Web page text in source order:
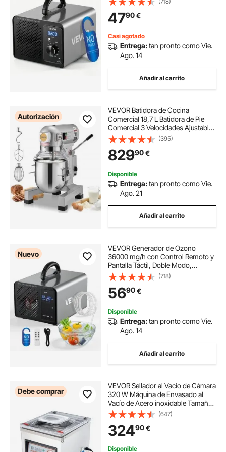
Modo Cíclico 6 12 24 h, Cobertura
hasta 300 m² para Hogar Coche
Sótano Cocina Almacén
4790€
Casi agotado
Entrega:tan pronto como Vie.
Ago. 14
Añadir al carrito
Autorización
VEVOR Batidora de Cocina
Comercial 18,7 L Batidora de Pie
Comercial 3 Velocidades Ajustables
Amasadora de 1100 W con Tazón
de Acero Inoxidable y 3 Accesorios
para Mezclar para Restaurante,
Panadería
(395)
82990€
Disponible
Entrega:tan pronto como Vie.
Ago. 21
Añadir al carrito
Nuevo
VEVOR Generador de Ozono
36000 mg/h con Control Remoto y
Pantalla Táctil, Doble Modo,
Máquina de Ozono con Doble
Manguera, Difusores de Corindón,
Cobertura hasta 300 m², para
Oficina Hogar Cocina
(718)
5690€
Disponible
Entrega:tan pronto como Vie.
Ago. 14
Añadir al carrito
Debe comprar
VEVOR Sellador al Vacío de Cámara
320 W Máquina de Envasado al
Vacío de Acero inoxidable Tamaño
Compacto de 320 mm para Cocina
del Hogar Para Uso Comercial Para
Alimentos Húmedos, Carnes y
Adobos
(647)
32490€
Disponible